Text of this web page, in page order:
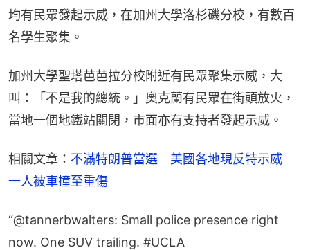
均有民眾發起示威，在加州大學洛杉磯分校，有數百
名學生聚集。
加州大學聖塔芭芭拉分校附近有民眾聚集示威，大
叫：「不是我的總統。」奧克蘭有民眾在街頭放火，
當地一個地鐵站關閉，市面亦有支持者發起示威。
相關文章： 不滿特朗普當選　美國各地現反特示威
一人被車撞至重傷
“@tannerbwalters: Small police presence right
now. One SUV trailing. #UCLA